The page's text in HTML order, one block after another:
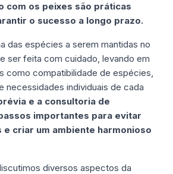
com os peixes são práticas
o sucesso a longo prazo.
das espécies a serem mantidas no
ser feita com cuidado, levando em
como compatibilidade de espécies,
necessidades individuais de cada
e a consultoria de
importantes para evitar
criar um ambiente harmonioso
diversos aspectos da